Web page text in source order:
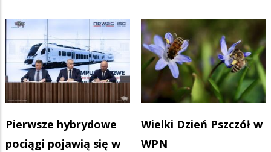
Pierwsze hybrydowe
pociągi pojawią się w
Wielki Dzień Pszczół w
WPN